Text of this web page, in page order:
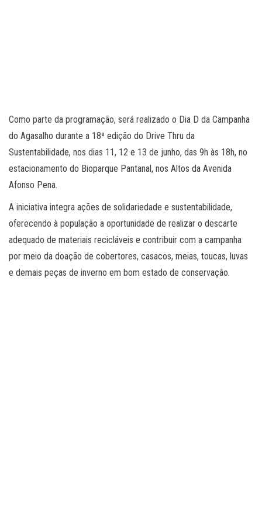
Como parte da programação, será realizado o Dia D da Campanha
do Agasalho durante a 18ª edição do Drive Thru da
Sustentabilidade, nos dias 11, 12 e 13 de junho, das 9h às 18h, no
estacionamento do Bioparque Pantanal, nos Altos da Avenida
Afonso Pena.
A iniciativa integra ações de solidariedade e sustentabilidade,
oferecendo à população a oportunidade de realizar o descarte
adequado de materiais recicláveis e contribuir com a campanha
por meio da doação de cobertores, casacos, meias, toucas, luvas
e demais peças de inverno em bom estado de conservação.